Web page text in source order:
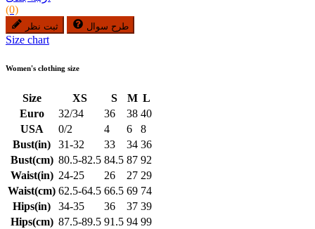
(0)
ثبت نظر طرح سوال
Size chart
Women's clothing size
Size XS S M L
Euro
32/34 36 38 40
USA
0/2 4 6
8
Bust(in)
31-32 33 34 36
Bust(cm) 80.5-82.5 84.5 87 92
Waist(in) 24-25 26 27 29
Waist(cm) 62.5-64.5 66.5 69 74
Hips(in)
34-35 36 37 39
Hips(cm) 87.5-89.5 91.5 94 99